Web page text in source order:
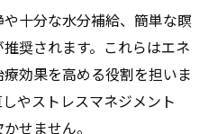
身の根本的な変容体験
法で活性化するチャクラ
得られる完全寛解
啓気功治療が有効な理由
十分な水分補給、簡単な瞑
奨されます。これらはエネ
効果を高める役割を担いま
やストレスマネジメント
せません。